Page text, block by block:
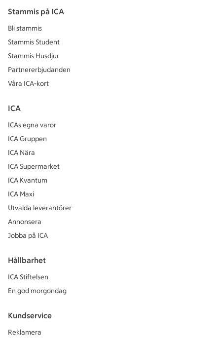
Stammis på ICA
Bli stammis
Stammis Student
Stammis Husdjur
Partnererbjudanden
Våra ICA-kort
ICA
ICAs egna varor
ICA Gruppen
ICA Nära
ICA Supermarket
ICA Kvantum
ICA Maxi
Utvalda leverantörer
Annonsera
Jobba på ICA
Hållbarhet
ICA Stiftelsen
En god morgondag
Kundservice
Reklamera